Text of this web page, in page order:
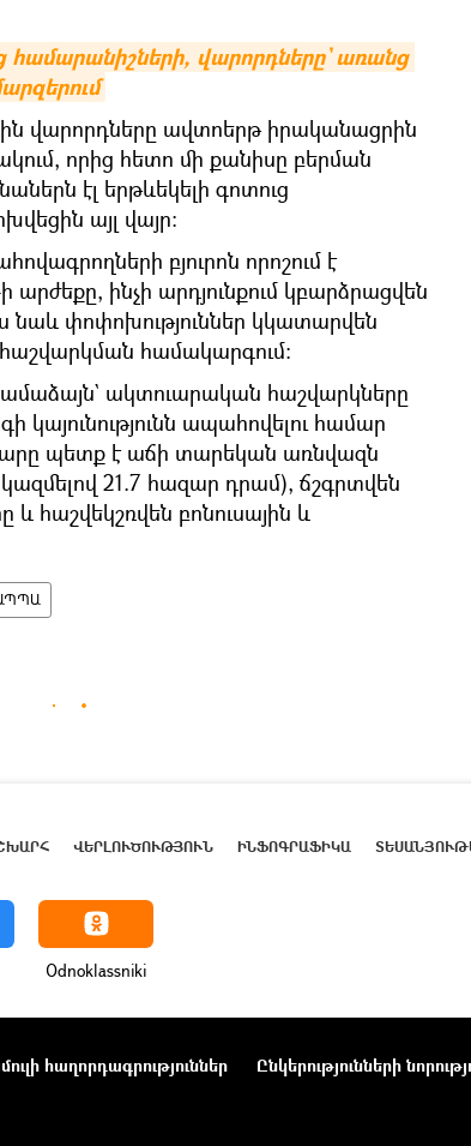
համարանիշների, վարորդները` առանց
ին վարորդները ավտոերթ իրականացրին
որից հետո մի քանիսը բերման
էլ երթևեկելի գոտուց
այլ վայր։
բյուրոն որոշում է
ինչի արդյունքում կբարձրացվեն
նաև փոփոխություններ կկատարվեն
համակարգում:
ակտուարական հաշվարկները
կայունությունն ապահովելու համար
պետք է աճի տարեկան առնվազն
21.7 հազար դրամ), ճշգրտվեն
և հաշվեկշռվեն բոնուսային և
ՎԵՐԼՈՒԾՈՒԹՅՈՒՆ ԻՆՖՈԳՐԱՖԻԿԱ
Odnoklassniki
հաղորդագրություններ Ընկերությունների